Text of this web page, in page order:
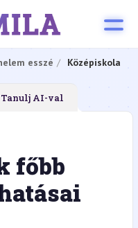
esszé Középiskola
Tanulj AI-val
főbb